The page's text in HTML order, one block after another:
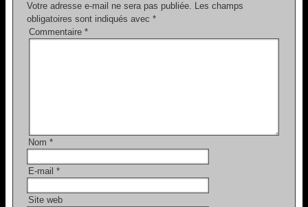
Votre adresse e-mail ne sera pas publiée. Les champs
obligatoires sont indiqués avec *
Commentaire *
Nom *
E-mail *
Site web